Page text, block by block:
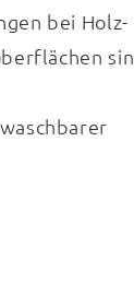
bei Holz-